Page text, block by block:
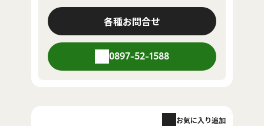
各種お問合せ
0897-52-1588
お気に入り追加